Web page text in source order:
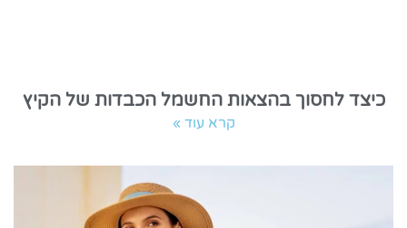
כיצד לחסוך בהצאות החשמל הכבדות של הקיץ
קרא עוד »